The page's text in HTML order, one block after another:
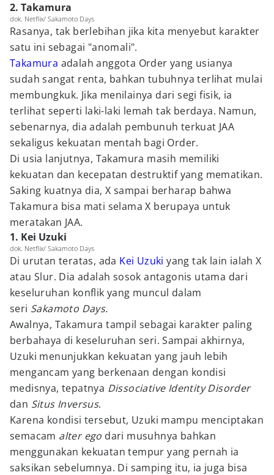
2. Takamura
dok. Netflix/ Sakamoto Days
Rasanya, tak berlebihan jika kita menyebut karakter
satu ini sebagai "anomali".
Takamura adalah anggota Order yang usianya
sudah sangat renta, bahkan tubuhnya terlihat mulai
membungkuk. Jika menilainya dari segi fisik, ia
terlihat seperti laki-laki lemah tak berdaya. Namun,
sebenarnya, dia adalah pembunuh terkuat JAA
sekaligus kekuatan mentah bagi Order.
Di usia lanjutnya, Takamura masih memiliki
kekuatan dan kecepatan destruktif yang mematikan.
Saking kuatnya dia, X sampai berharap bahwa
Takamura bisa mati selama X berupaya untuk
meratakan JAA.
1. Kei Uzuki
dok. Netflix/ Sakamoto Days
Di urutan teratas, ada Kei Uzuki yang tak lain ialah X
atau Slur. Dia adalah sosok antagonis utama dari
keseluruhan konflik yang muncul dalam
seri Sakamoto Days.
Awalnya, Takamura tampil sebagai karakter paling
berbahaya di keseluruhan seri. Sampai akhirnya,
Uzuki menunjukkan kekuatan yang jauh lebih
mengancam yang berkenaan dengan kondisi
medisnya, tepatnya Dissociative Identity Disorder
dan Situs Inversus.
Karena kondisi tersebut, Uzuki mampu menciptakan
semacam alter ego dari musuhnya bahkan
menggunakan kekuatan tempur yang pernah ia
saksikan sebelumnya. Di samping itu, ia juga bisa